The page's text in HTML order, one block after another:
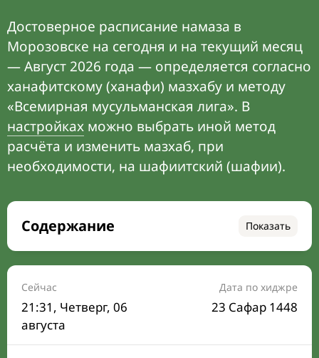
Достоверное расписание намаза в
Морозовске на сегодня и на текущий месяц
— Август 2026 года — определяется согласно
ханафитскому (ханафи) мазхабу и методу
«Всемирная мусульманская лига». В
настройках можно выбрать иной метод
расчёта и изменить мазхаб, при
необходимости, на шафиитский (шафии).
Содержание Показать
Время намаза на сегодня
Расписание на месяц
Время Сухура и Ифтара на сегодня
Календарь рамадана
Сейчас
21:31 , Четверг, 06
августа
Дата по хиджре
23 Сафар 1448